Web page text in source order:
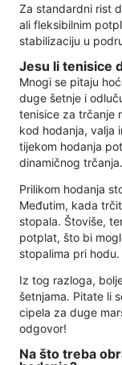
Za standardni rist
ali fleksibilnim
stabilizaciju u
Jesu li tenisice
Mnogi se pitaju
duge šetnje i
tenisice za trčanje
kod hodanja, valja
tijekom hodanja
dinamičnog trčanja.
Prilikom hodanja
Međutim, kada
stopala. Štoviše,
potplat, što bi
stopalima pri hodu.
Iz tog razloga,
šetnjama. Pitate li
cipela za duge
odgovor!
Na što treba